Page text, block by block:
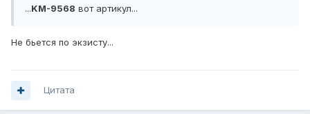
...KM-9568 вот артикул...
Не бьется по экзисту...
Цитата